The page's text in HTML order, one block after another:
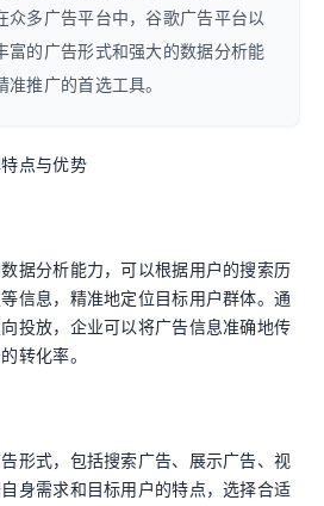
众多广告平台中，谷歌广告平台以
富的广告形式和强大的数据分析能
推广的首选工具。
点与优势
据分析能力，可以根据用户的搜索历
信息，精准地定位目标用户群体。通
投放，企业可以将广告信息准确地传
转化率。
形式，包括搜索广告、展示广告、视
身需求和目标用户的特点，选择合适